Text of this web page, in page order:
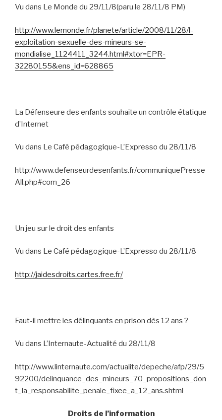
Vu dans Le Monde du 29/11/8(paru le 28/11/8 PM)
http://www.lemonde.fr/planete/article/2008/11/28/l-
exploitation-sexuelle-des-mineurs-se-
mondialise_1124411_3244.html#xtor=EPR-
32280155&ens_id=628865
La Défenseure des enfants souhaite un contrôle étatique
d’Internet
Vu dans Le Café pédagogique-L’Expresso du 28/11/8
http://www.defenseurdesenfants.fr/communiquePresse
All.php#com_26
Un jeu sur le droit des enfants
Vu dans Le Café pédagogique-L’Expresso du 28/11/8
http://jaidesdroits.cartes.free.fr/
Faut-il mettre les délinquants en prison dès 12 ans ?
Vu dans L’Internaute-Actualité du 28/11/8
http://www.linternaute.com/actualite/depeche/afp/29/5
92200/delinquance_des_mineurs_70_propositions_don
t_la_responsabilite_penale_fixee_a_12_ans.shtml
Droits de l’information